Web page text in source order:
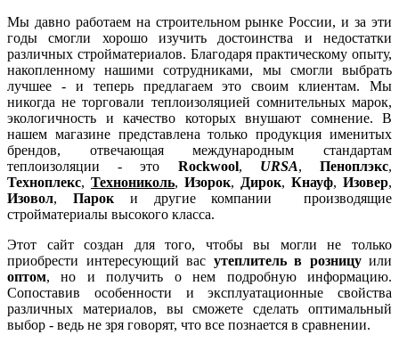
Мы давно работаем на строительном рынке России, и за эти
годы смогли хорошо изучить достоинства и недостатки
различных стройматериалов. Благодаря практическому опыту,
накопленному нашими сотрудниками, мы смогли выбрать
лучшее - и теперь предлагаем это своим клиентам. Мы
никогда не торговали теплоизоляцией сомнительных марок,
экологичность и качество которых внушают сомнение. В
нашем магазине представлена только продукция именитых
брендов, отвечающая международным стандартам
теплоизоляции - это Rockwool, URSA,Пеноплэкс,
Техноплекс, Технониколь, Изорок, Дирок, Кнауф, Изовер,
Изовол, Пароки другие компании производящие
стройматериалы высокого класса.
Этот сайт создан для того, чтобы вы могли не только
приобрести интересующий вас утеплитель в розницу или
оптом, но и получить о нем подробную информацию.
Сопоставив особенности и эксплуатационные свойства
различных материалов, вы сможете сделать оптимальный
выбор - ведь не зря говорят, что все познается в сравнении.